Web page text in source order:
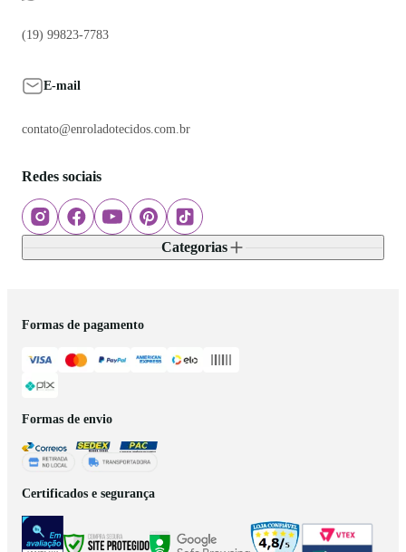
(19) 99823-7783
E-mail
contato@enroladotecidos.com.br
Redes sociais
Categorias
Formas de pagamento
Formas de envio
Certificados e segurança